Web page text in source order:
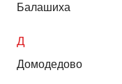
Балашиха
Д
Домодедово